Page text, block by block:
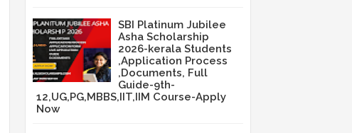
SBI Platinum Jubilee
Asha Scholarship
2026-kerala Students
,Application Process
,Documents, Full
Guide-9th-
12,UG,PG,MBBS,IIT,IIM Course-Apply
Now